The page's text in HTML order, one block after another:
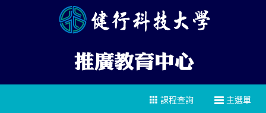
主選單
課程查詢